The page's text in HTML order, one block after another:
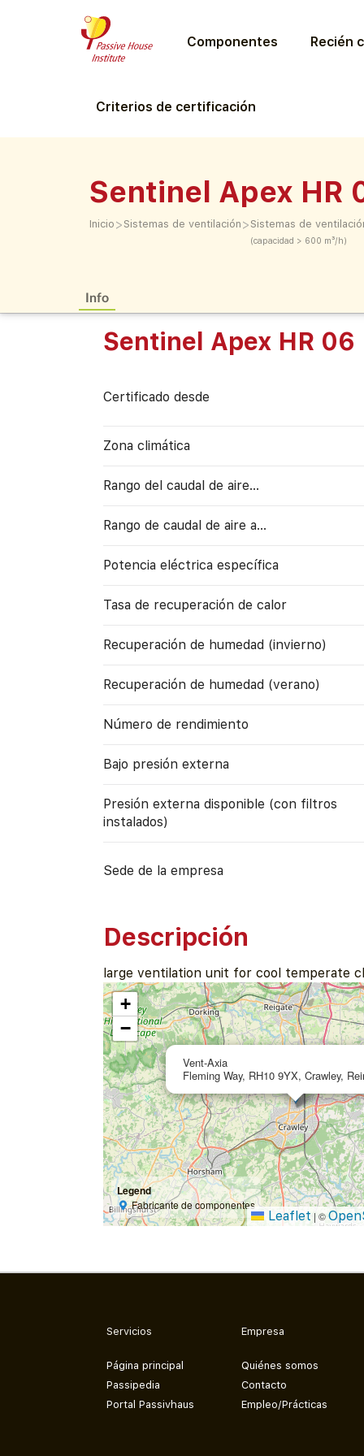
Componentes Recién
Criterios de certificación
Sentinel Apex HR
Inicio > Sistemas de ventilación > Sistemas de
(capacidad > 600 m³/h)
Info
Sentinel Apex HR 06
Certificado desde
Zona climática
Rango del caudal de aire...
Rango de caudal de aire a…
Potencia eléctrica específica
Tasa de recuperación de calor
Recuperación de humedad (invierno)
Recuperación de humedad (verano)
Número de rendimiento
Bajo presión externa
Presión externa disponible (con filtros
instalados)
Sede de la empresa
Descripción
large ventilation unit for cool temperate
Vent-Axia
Fleming Way, RH10 9YX, Crawley,
+
−
Legend
Fabricante de componentes
Leaflet | ©
Servicios
Página principal
Passipedia
Portal Passivhaus
Empresa
Quiénes somos
Contacto
Empleo/Prácticas